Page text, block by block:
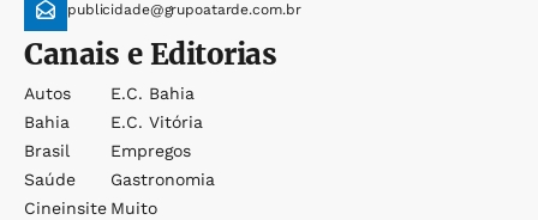
publicidade@grupoatarde.com.br
Canais e Editorias
Autos
Bahia
Brasil
Saúde
Cineinsite
E.c. Bahia
E.c. Vitória
Empregos
Gastronomia
Muito